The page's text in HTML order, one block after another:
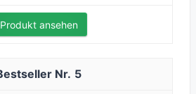
Produkt ansehen
5